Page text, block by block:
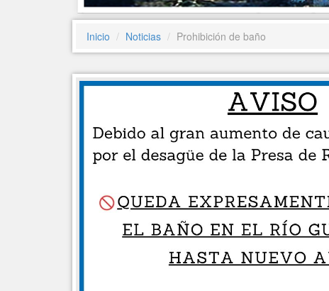
Inicio Noticias Prohibición de baño